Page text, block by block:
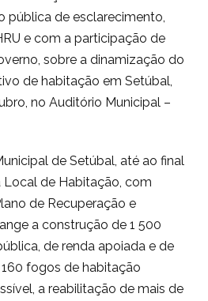
pública de esclarecimento,
e com a participação de
sobre a dinamização do
de habitação em Setúbal,
no Auditório Municipal –
de Setúbal, até ao final
Local de Habitação, com
de Recuperação e
a construção de 1 500
de renda apoiada e de
fogos de habitação
a reabilitação de mais de